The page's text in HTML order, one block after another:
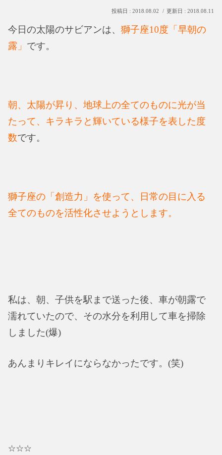
2018.08.02 2018.08.11
今日の太陽のサビアンは、 獅子座10度「早朝の
露」 です。
朝、太陽が昇り、地球上の全てのものに光が当
たって、キラキラと輝いている様子を表した度
数です。
獅子座の「創造力」を使って、日常の目に入る
全てのものを活性化させようとします。
私は、朝、子供を駅まで送った後、車が朝露で
濡れていたので、その水分を利用して車を掃除
しました(爆)
あんまりキレイにならなかったです。(笑)
☆☆☆